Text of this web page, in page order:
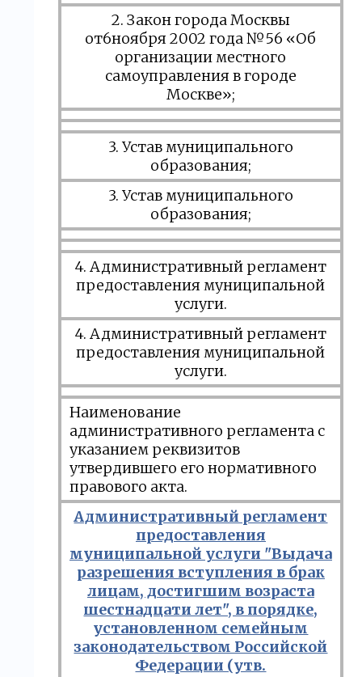
2. Закон города Москвы
от6ноября 2002 года №56 «Об
организации местного
самоуправления в городе
Москве»;
3. Устав муниципального
образования;
3. Устав муниципального
образования;
4. Административный регламент
предоставления муниципальной
услуги.
4. Административный регламент
предоставления муниципальной
услуги.
Наименование
административного регламента c
указанием реквизитов
утвердившего его нормативного
правового акта.
Административный регламент
предоставления
муниципальной услуги "Выдача
разрешения вступления в брак
лицам, достигшим возраста
шестнадцати лет", в порядке,
установленном семейным
законодательством Российской
Федерации (утв.